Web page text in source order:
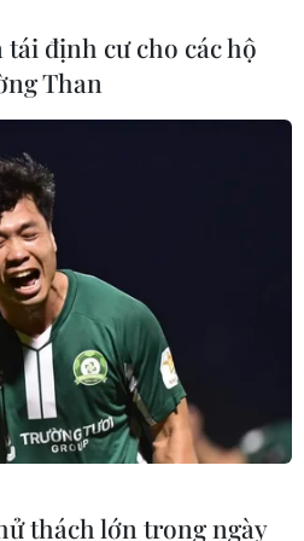
tra ban
tâm London
lập căn
với Mỹ
Ukraine trải
tái định cư cho các hộ
Than
thách lớn trong ngày